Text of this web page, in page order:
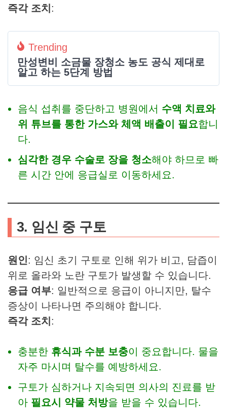
즉각 조치 :
Trending
만성변비 소금물 장청소 농도 공식 제대로
알고 하는 5단계 방법
음식 섭취를 중단하고 병원에서 수액 치료와
위 튜브를 통한 가스와 체액 배출이 필요합니
다.
심각한 경우 수술로 장을 청소해야 하므로 빠
른 시간 안에 응급실로 이동하세요.
3. 임신 중 구토
원인: 임신 초기 구토로 인해 위가 비고, 담즙이
위로 올라와 노란 구토가 발생할 수 있습니다.
응급 여부: 일반적으로 응급이 아니지만, 탈수
증상이 나타나면 주의해야 합니다.
즉각 조치 :
충분한 휴식과 수분 보충이 중요합니다. 물을
자주 마시며 탈수를 예방하세요.
구토가 심하거나 지속되면 의사의 진료를 받
아 필요시 약물 처방을 받을 수 있습니다.